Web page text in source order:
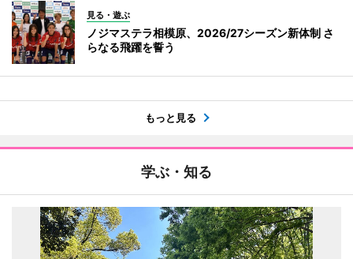
見る・遊ぶ
ノジマステラ相模原、2026/27シーズン新体制 さ
らなる飛躍を誓う
もっと見る
学ぶ・知る